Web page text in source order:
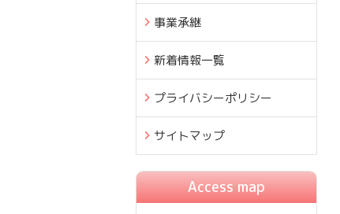
事業承継
新着情報一覧
プライバシーポリシー
サイトマップ
Access map